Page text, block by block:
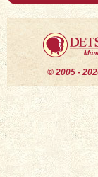
© 2005 -